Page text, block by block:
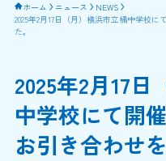
ホーム ニュース
NEWS
2025年2月17日（月）横浜市立橘中学校
た。
2025年2月17
中学校にて開
お引き合わせ